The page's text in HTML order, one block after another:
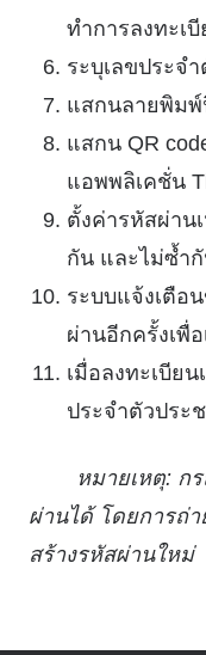
ทำการลงทะเ
ระบุเลขประจ
แสกนลายพิมพ์
แสกน QR
แอพพลิเคชั่น
ตั้งค่ารหัสผ่าน
กัน และไม่ซ้ำกั
ระบบแจ้งเตือ
ผ่านอีกครั้งเพื่
เมื่อลงทะเบีย
ประจำตัวประ
หมายเหตุ: ก
ผ่านได้ โดยการถ่
สร้างรหัสผ่านใหม่